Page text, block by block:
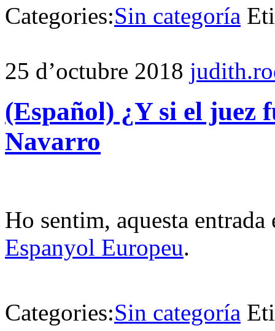
Categories:Sin categoría
25 d’octubre 2018
(Español) ¿Y si el juez
Navarro
Ho sentim, aquesta
Espanyol Europeu.
Categories:Sin categoría